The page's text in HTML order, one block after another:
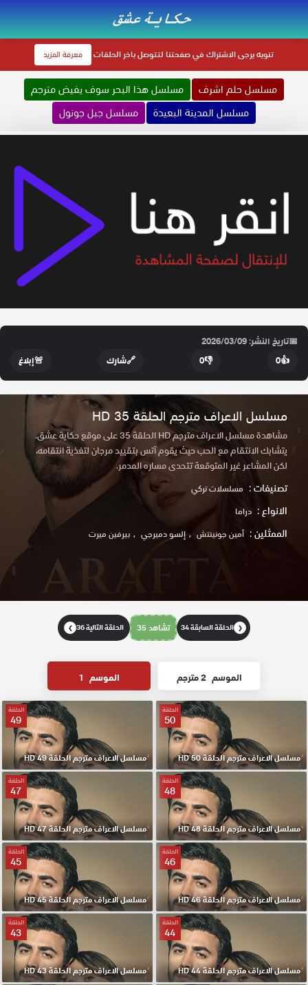
تنويهيرجى الاشتراك في صفحتنا لتتوصل باخر الحلقات معرفة المزيد
مسلسل حلم اشرف
مسلسل هذا البحر سوف يفيض مترجم
مسلسل المدينة البعيدة
مسلسل جبل جونول
📅تاريخ النشر: 2026/03/09
👍
0
👎
0
🔗شارك 🚨إبلاغ
مسلسل الاعراف مترجم الحلقة 35 HD
مشاهدة مسلسل الاعراف مترجم HD الحلقة 35 على موقع حكاية عشق.
يتشابك الانتقام مع الحب حيث يقوم آتس بتقييد مرجان لتغذية انتقامه،
لكن المشاعر غير المتوقعة تتحدى مساره المدمر.
تصنيفات : مسلسلات تركي
الانواع : دراما
الممثلين : أمين جونينتش إلسو دميرجي بيرفين ميرت
❮ الحلقة السابقة 34 تشاهد 35 الحلقة التالية 36 ❯
الموسم 2 مترجم الموسم 1
الحلقة
50
مسلسل الاعراف مترجم الحلقة 50 HD
الحلقة
49
مسلسل الاعراف مترجم الحلقة 49 HD
الحلقة
48
مسلسل الاعراف مترجم الحلقة 48 HD
الحلقة
47
مسلسل الاعراف مترجم الحلقة 47 HD
الحلقة
46
مسلسل الاعراف مترجم الحلقة 46 HD
الحلقة
45
مسلسل الاعراف مترجم الحلقة 45 HD
الحلقة
44
مسلسل الاعراف مترجم الحلقة 44 HD
الحلقة
43
مسلسل الاعراف مترجم الحلقة 43 HD